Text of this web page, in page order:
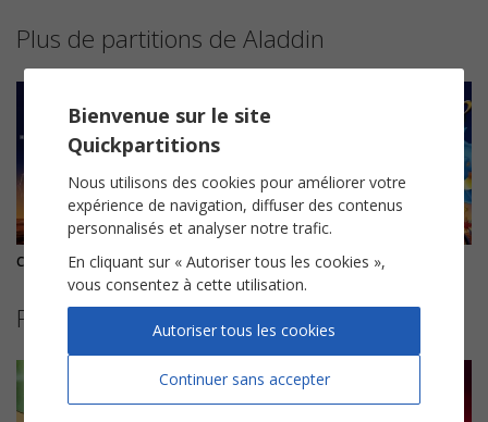
Plus de partitions de Aladdin
Ce rêve bleu (A whole new world) Prince Ali (reprise)
Partitions suggérées
Bienvenue sur le site
Quickpartitions
Nous utilisons des cookies pour améliorer votre
expérience de navigation, diffuser des contenus
personnalisés et analyser notre trafic.
En cliquant sur « Autoriser tous les cookies »,
vous consentez à cette utilisation.
Continuer sans accepter
Autoriser tous les cookies